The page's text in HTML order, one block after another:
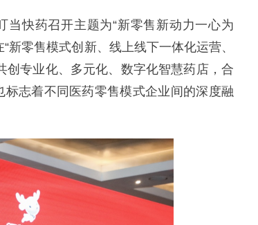
快药召开主题为“新零售新动力一心为
新零售模式创新、线上线下一体化运营、
创专业化、多元化、数字化智慧药店，合
志着不同医药零售模式企业间的深度融